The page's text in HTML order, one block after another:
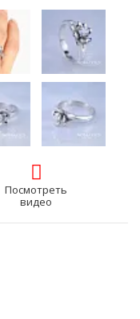
Посмотреть
видео